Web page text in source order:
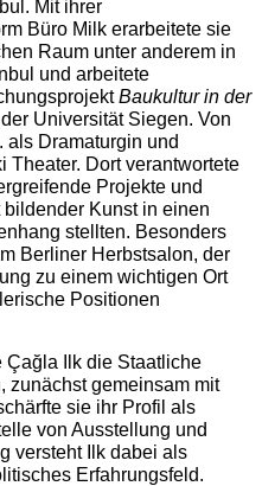
Mit ihrer
Büro Milk erarbeitete sie
Raum unter anderem in
und arbeitete
Baukultur in der
Universität Siegen. Von
als Dramaturgin und
Theater. Dort verantwortete
Projekte und
Kunst in einen
stellten. Besonders
Berliner Herbstsalon, der
zu einem wichtigen Ort
Positionen
Çağla Ilk die Staatliche
zunächst gemeinsam mit
sie ihr Profil als
von Ausstellung und
versteht Ilk dabei als
Erfahrungsfeld.